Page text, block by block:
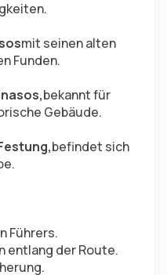
mit seinen alten
Funden.
bekannt für
Gebäude.
befindet sich
Führers.
entlang der Route.